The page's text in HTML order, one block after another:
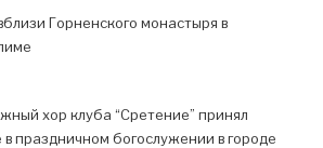
Горненского монастыря в
хор клуба “Сретение” принял
в праздничном богослужении в городе